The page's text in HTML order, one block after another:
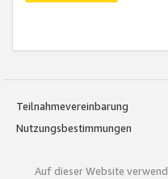
Teilnahmevereinbarung
Nutzungsbestimmungen
Auf dieser Website